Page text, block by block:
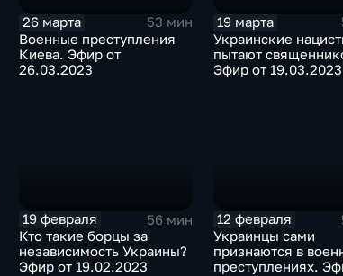
26 марта
53 мин
Военные преступления
Киева. Эфир от
26.03.2023
19 марта
Украинские
пытают
Эфир от 19.03.2023
19 февраля
56 мин
Кто такие борцы за
независимость Украины?
Эфир от 19.02.2023
12 февраля
Украинцы сами
признаются в
преступлениях.